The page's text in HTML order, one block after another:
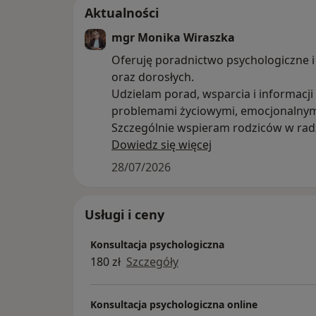
Aktualności
mgr Monika Wiraszka
Oferuję poradnictwo psychologiczne
oraz dorosłych.
Udzielam porad, wsparcia i
problemami życiowymi,
Szczególnie wspieram rodziców w
opieką nad dzieckiem, budowaniu
rodziny oraz rozwiązywaniu
krótkoterminową formą psychoterapii
problemów z przeszłości.
Zapraszam osoby, które chcą lepiej
obecnie trudne. Czasem wystarczy
Dowiedz się więcej
28/07/2026
Usługi i ceny
Konsultacja psychologiczna
180 zł Szczegóły
Konsultacja psychologiczna online